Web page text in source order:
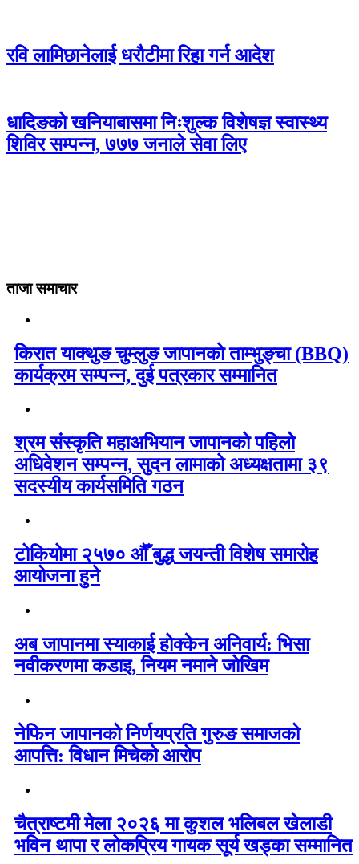
रवि लामिछानेलाई धरौटीमा रिहा गर्न आदेश
धादिङको खनियाबासमा निःशुल्क विशेषज्ञ स्वास्थ्य
शिविर सम्पन्न, ७७७ जनाले सेवा लिए
ताजा समाचार
किरात याक्थुङ चुम्लुङ जापानको ताम्भुङ्चा (BBQ)
कार्यक्रम सम्पन्न, दुई पत्रकार सम्मानित
श्रम संस्कृति महाअभियान जापानको पहिलो
अधिवेशन सम्पन्न, सुदन लामाको अध्यक्षतामा ३९
सदस्यीय कार्यसमिति गठन
टोकियोमा २५७० औँ बुद्ध जयन्ती विशेष समारोह
आयोजना हुने
अब जापानमा स्याकाई होक्केन अनिवार्य: भिसा
नवीकरणमा कडाइ, नियम नमाने जोखिम
नेफिन जापानको निर्णयप्रति गुरुङ समाजको
आपत्ति: विधान मिचेको आरोप
चैत्राष्टमी मेला २०२६ मा कुशल भलिबल खेलाडी
भविन थापा र लोकप्रिय गायक सूर्य खड्का सम्मानित